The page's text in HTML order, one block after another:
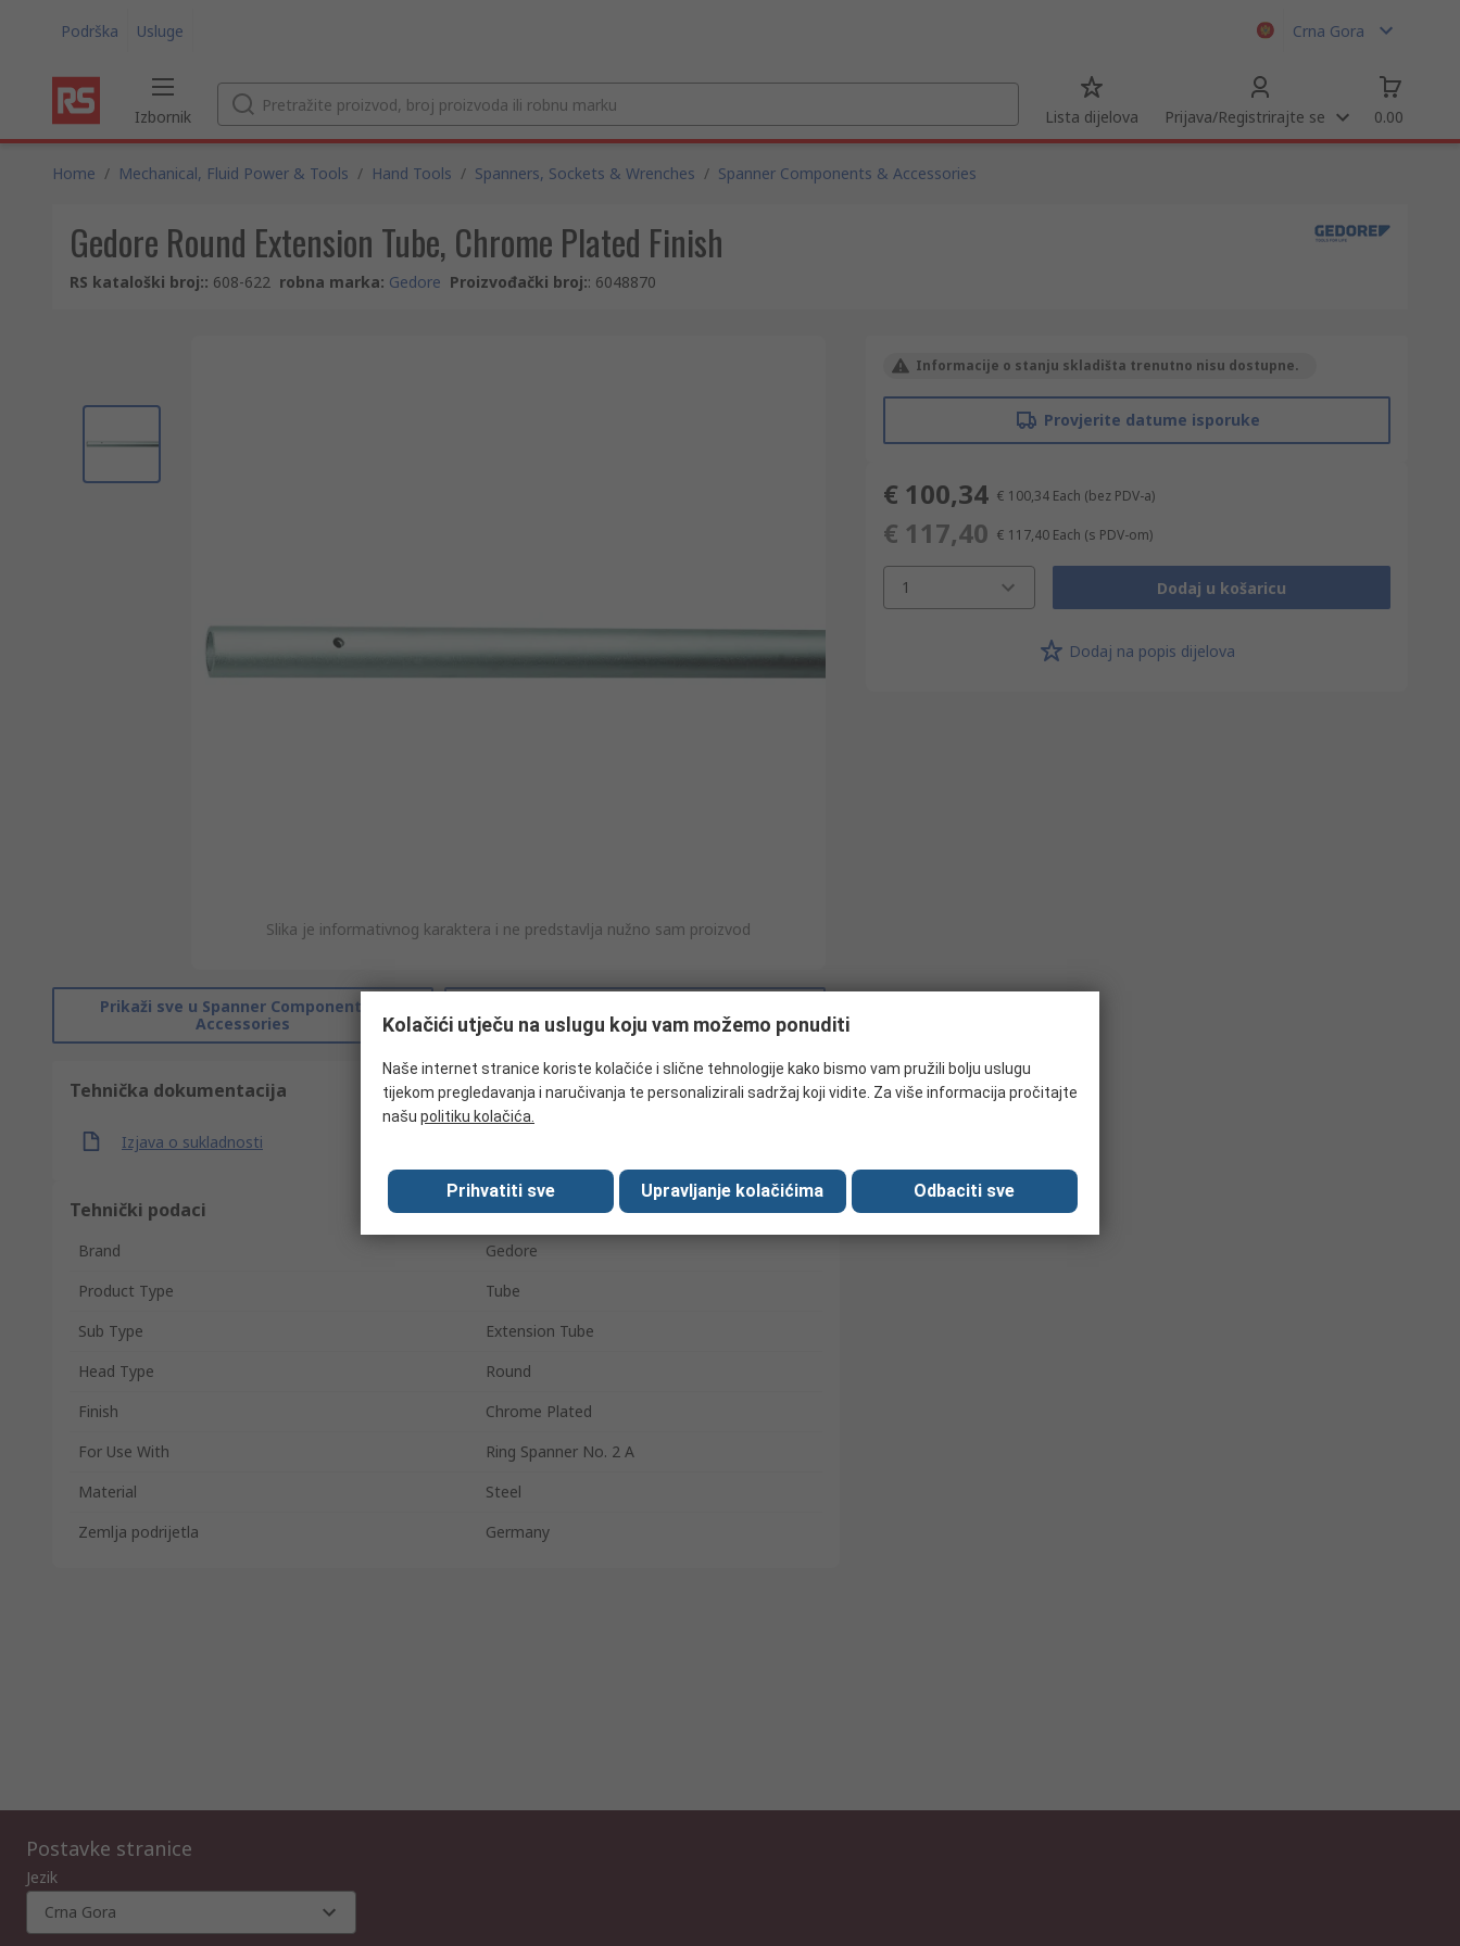
Podrška Usluge Crna Gora
Izbornik Lista dijelova Prijava/Registrirajte se 0.00
Home / Mechanical, Fluid Power & Tools / Hand Tools / Spanners, Sockets & Wrenches / Spanner Components & Accessories
Gedore Round Extension Tube, Chrome Plated Finish
RS kataloški broj:: 608-622 robna marka: Gedore Proizvođački broj:: 6048870
Slika je informativnog karaktera i ne predstavlja nužno sam proizvod
Prikaži sve u Spanner Components &
Accessories
Potražite slične proizvode
Tehnička dokumentacija
Izjava o sukladnosti
Tehnički podaci
Brand
Gedore
Product Type
Tube
Sub Type
Extension Tube
Head Type
Round
Finish
Chrome Plated
For Use With
Ring Spanner No. 2 A
Material
Steel
Zemlja podrijetla
Germany
Informacije o stanju skladišta trenutno nisu dostupne.
Provjerite datume isporuke
€ 100,34 € 100,34 Each (bez PDV-a)
€ 117,40 € 117,40 Each (s PDV-om)
1 Dodaj u košaricu
Dodaj na popis dijelova
Postavke stranice
Jezik
Crna Gora
Kolačići utječu na uslugu koju vam možemo ponuditi
Naše internet stranice koriste kolačiće i slične tehnologije kako bismo vam pružili bolju uslugu
tijekom pregledavanja i naručivanja te personalizirali sadržaj koji vidite. Za više informacija pročitajte
našu politiku kolačića.
Prihvatiti sve Upravljanje kolačićima Odbaciti sve